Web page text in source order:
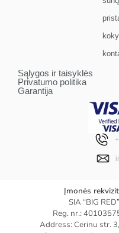
Sąlygos ir taisyklės
Privatumo politika
Garantija
Įmonės
SIA “BIG RED”
Reg. nr.:
Address: Cerinu str.